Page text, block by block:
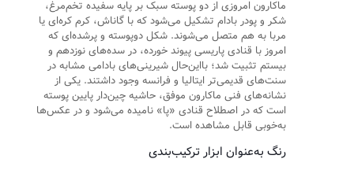
ماکارون امروزی از دو پوسته سبک بر پایه سفیده تخم‌مرغ،
شکر و پودر بادام تشکیل می‌شود که با گاناش، کرم کره‌ای یا
مربا به هم متصل می‌شوند. شکل دوپوسته و پرشده‌ای که
امروز با قنادی پاریسی پیوند خورده، در سده‌های نوزدهم و
بیستم تثبیت شد؛ بااین‌حال شیرینی‌های بادامی مشابه در
سنت‌های قدیمی‌تر ایتالیا و فرانسه وجود داشتند. یکی از
نشانه‌های فنی ماکارون موفق، حاشیه چین‌دار پایین پوسته
است که در اصطلاح قنادی «پا» نامیده می‌شود و در عکس‌ها
به‌خوبی قابل مشاهده است.
رنگ به‌عنوان ابزار ترکیب‌بندی